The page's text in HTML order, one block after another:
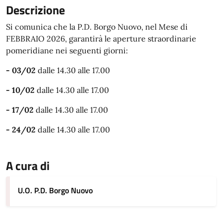
Descrizione
Si comunica che la P.D. Borgo Nuovo, nel Mese di
FEBBRAIO 2026, garantirà le aperture straordinarie
pomeridiane nei seguenti giorni:
- 03/02 dalle 14.30 alle 17.00
- 10/02 dalle 14.30 alle 17.00
- 17/02 dalle 14.30 alle 17.00
- 24/02 dalle 14.30 alle 17.00
A cura di
U.O. P.D. Borgo Nuovo